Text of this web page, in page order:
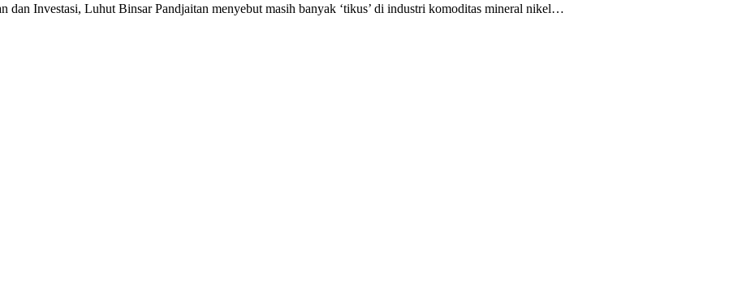
Investasi, Luhut Binsar Pandjaitan menyebut masih banyak ‘tikus’ di industri komoditas mineral nikel…